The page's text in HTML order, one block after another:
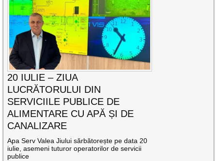
20 IULIE – ZIUA
LUCRĂTORULUI DIN
SERVICIILE PUBLICE DE
ALIMENTARE CU APĂ ȘI DE
CANALIZARE
Apa Serv Valea Jiului sărbătorește pe data 20
iulie, asemeni tuturor operatorilor de servicii
publice